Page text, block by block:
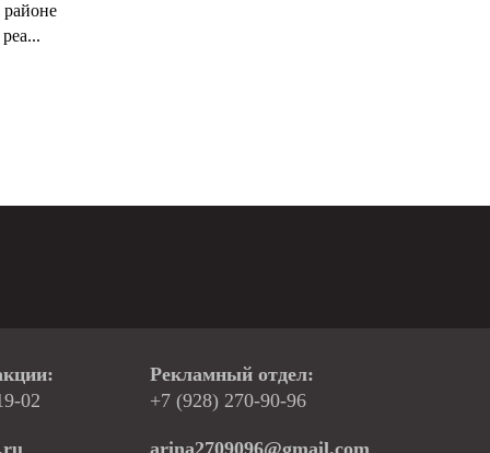
02
Рекламный отдел:
+7 (928) 270-90-96
arina2709096@gmail.com